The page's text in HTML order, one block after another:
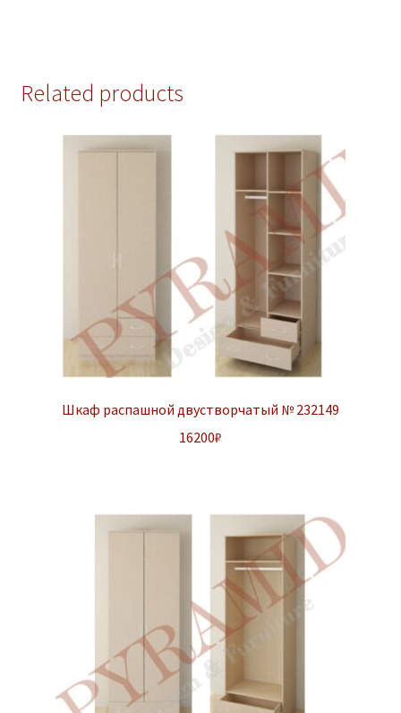
Related products
Шкаф распашной двустворчатый № 232149
16200₽